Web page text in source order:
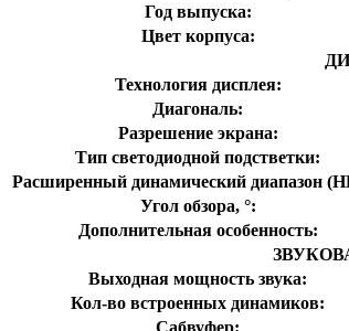
Год выпуска:
Цвет корпуса:
Технология дисплея:
Диагональ:
Разрешение экрана:
Тип светодиодной подстветки:
Расширенный динамический диапазон
Угол обзора, °:
Дополнительная особенность:
Выходная мощность звука:
Кол-во встроенных динамиков:
Сабвуфер: